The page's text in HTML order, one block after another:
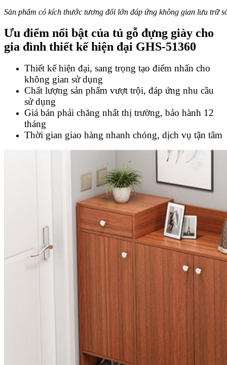
Sản phẩm có kích thước tương đối lớn đáp ứng không gian lưu trữ
Ưu điểm nổi bật của tủ gỗ đựng giày cho
gia đình thiết kế hiện đại GHS-51360
Thiết kế hiện đại, sang trọng tạo điểm nhấn cho
không gian sử dụng
Chất lượng sản phẩm vượt trội, đáp ứng nhu cầu
sử dụng
Giá bán phải chăng nhất thị trường, bảo hành 12
tháng
Thời gian giao hàng nhanh chóng, dịch vụ tận tâm